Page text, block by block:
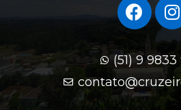
(51) 9 9833